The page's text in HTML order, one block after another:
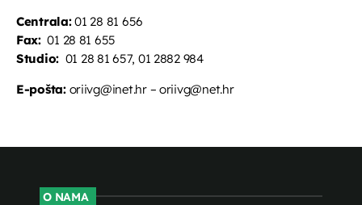
Centrala:01 28 81 656
Fax:01 28 81 655
Studio: 01 28 81 657, 01 2882 984
E-pošta:oriivg@inet.hr – oriivg@net.hr
O NAMA